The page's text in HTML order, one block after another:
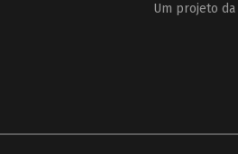
Um projeto da